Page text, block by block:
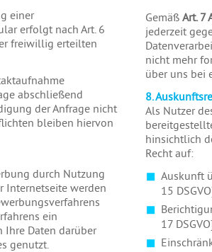
einer
erfolgt nach Art. 6
freiwillig erteilten
abschließend
der Anfrage nicht
bleiben hiervon
durch Nutzung
Internetseite werden
ein
Ihre Daten darüber
genutzt.
Gemäß Art. 7
jederzeit
nicht mehr
über uns bei
8.
Als Nutzer
hinsichtlich
Recht auf:
Auskunft
15
17